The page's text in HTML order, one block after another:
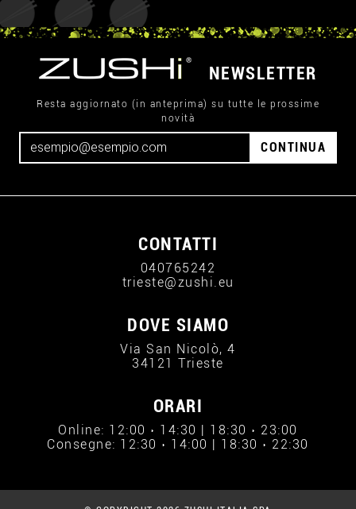
NEWSLETTER
Resta aggiornato (in anteprima) su tutte le prossime
novità
CONTINUA
CONTATTI
040765242
trieste@zushi.eu
DOVE SIAMO
Via San Nicolò, 4
34121 Trieste
ORARI
Online: 12:00 › 14:30 | 18:30 › 23:00
Consegne: 12:30 › 14:00 | 18:30 › 22:30